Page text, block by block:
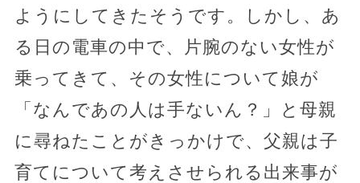
ようにしてきたそうです。しかし、あ
る日の電車の中で、片腕のない女性が
乗ってきて、その女性について娘が
「なんであの人は手ないん？」と母親
に尋ねたことがきっかけで、父親は子
育てについて考えさせられる出来事が